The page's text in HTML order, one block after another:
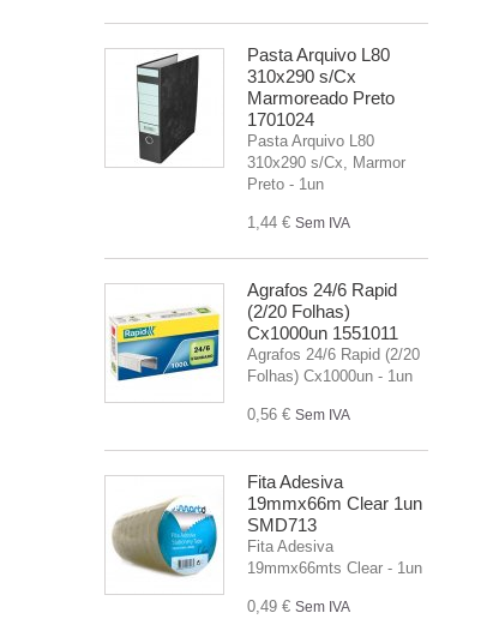
Pasta Arquivo L80
310x290 s/Cx
Marmoreado Preto
1701024
Pasta Arquivo L80
310x290 s/Cx, Marmor
Preto - 1un
1,44 € Sem IVA
Agrafos 24/6 Rapid
(2/20 Folhas)
Cx1000un 1551011
Agrafos 24/6 Rapid (2/20
Folhas) Cx1000un - 1un
0,56 € Sem IVA
Fita Adesiva
19mmx66m Clear 1un
SMD713
Fita Adesiva
19mmx66mts Clear - 1un
0,49 € Sem IVA